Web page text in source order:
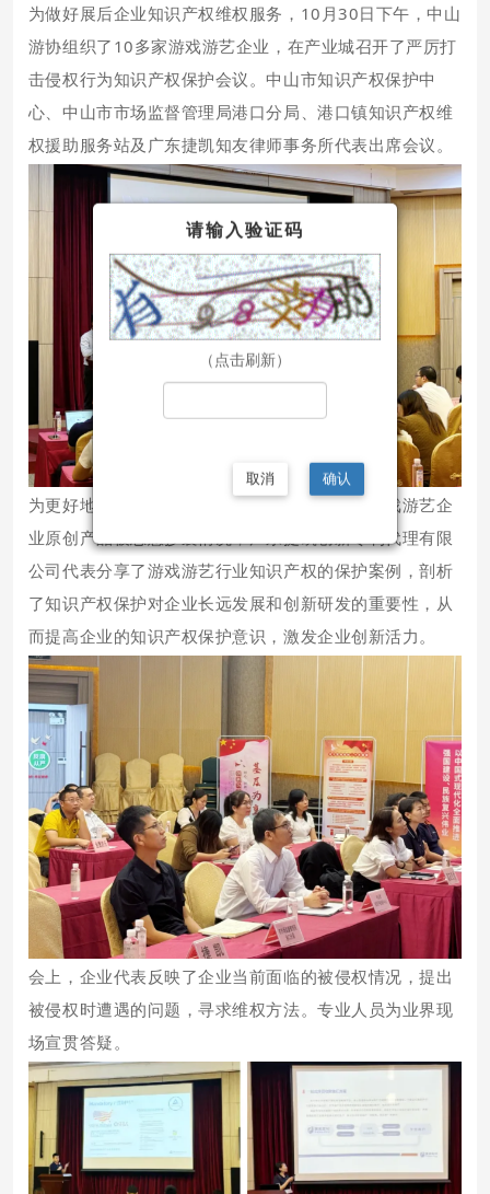
为做好展后企业知识产权维权服务，10月30日下午，中山
游协组织了10多家游戏游艺企业，在产业城召开了严厉打
击侵权行为知识产权保护会议。中山市知识产权保护中
心、中山市市场监督管理局港口分局、港口镇知识产权维
权援助服务站及广东捷凯知友律师事务所代表出席会议。
为更好地保护企业的研发成果，结合游博会上游戏游艺企
业原创产品被恶意抄袭情况，广东捷凯创新专利代理有限
公司代表分享了游戏游艺行业知识产权的保护案例，剖析
了知识产权保护对企业长远发展和创新研发的重要性，从
而提高企业的知识产权保护意识，激发企业创新活力。
会上，企业代表反映了企业当前面临的被侵权情况，提出
被侵权时遭遇的问题，寻求维权方法。专业人员为业界现
场宣贯答疑。
请输入验证码
（点击刷新）
取消 确认